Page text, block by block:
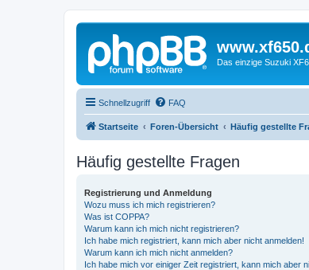
Das einzige Suzuki
Schnellzugriff FAQ
Startseite Foren-Übersicht Häufig gestellte
Häufig gestellte Fragen
Registrierung und Anmeldung
Wozu muss ich mich registrieren?
Was ist COPPA?
Warum kann ich mich nicht registrieren?
Ich habe mich registriert, kann mich aber nicht anmelden!
Warum kann ich mich nicht anmelden?
Ich habe mich vor einiger Zeit registriert, kann mich aber